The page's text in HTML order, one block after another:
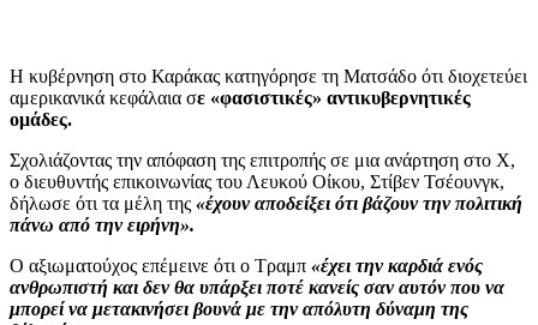
Η κυβέρνηση στο Καράκας κατηγόρησε τη Ματσάδο ότι διοχετεύει
αμερικανικά κεφάλαια σε «φασιστικές» αντικυβερνητικές
ομάδες.
Σχολιάζοντας την απόφαση της επιτροπής σε μια ανάρτηση στο X,
ο διευθυντής επικοινωνίας του Λευκού Οίκου, Στίβεν Τσέουνγκ,
δήλωσε ότι τα μέλη της «έχουν αποδείξει ότι βάζουν την πολιτική
πάνω από την ειρήνη».
Ο αξιωματούχος επέμεινε ότι ο Τραμπ «έχει την καρδιά ενός
ανθρωπιστή και δεν θα υπάρξει ποτέ κανείς σαν αυτόν που να
μπορεί να μετακινήσει βουνά με την απόλυτη δύναμη της